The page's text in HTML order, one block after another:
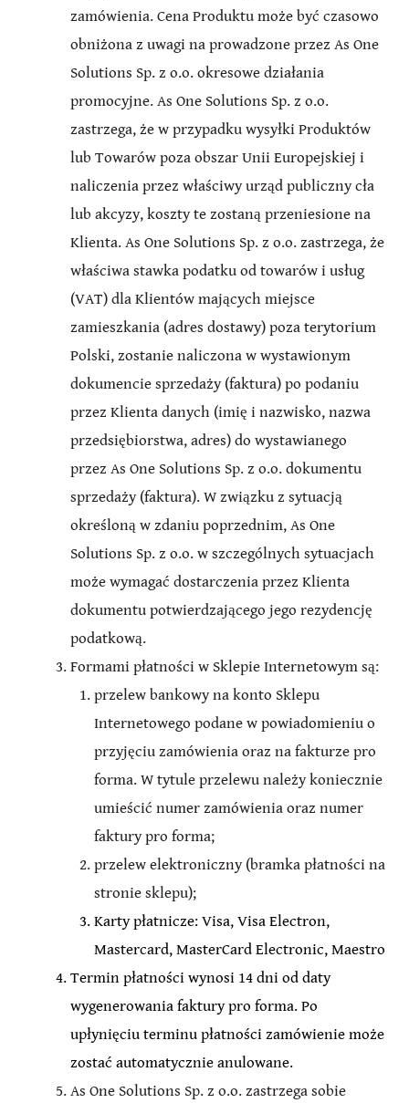
zamówienia. Cena Produktu może być czasowo
obniżona z uwagi na prowadzone przez As One
Solutions Sp. z o.o. okresowe działania
promocyjne. As One Solutions Sp. z o.o.
zastrzega, że w przypadku wysyłki Produktów
lub Towarów poza obszar Unii Europejskiej i
naliczenia przez właściwy urząd publiczny cła
lub akcyzy, koszty te zostaną przeniesione na
Klienta. As One Solutions Sp. z o.o. zastrzega, że
właściwa stawka podatku od towarów i usług
(VAT) dla Klientów mających miejsce
zamieszkania (adres dostawy) poza terytorium
Polski, zostanie naliczona w wystawionym
dokumencie sprzedaży (faktura) po podaniu
przez Klienta danych (imię i nazwisko, nazwa
przedsiębiorstwa, adres) do wystawianego
przez As One Solutions Sp. z o.o. dokumentu
sprzedaży (faktura). W związku z sytuacją
określoną w zdaniu poprzednim, As One
Solutions Sp. z o.o. w szczególnych sytuacjach
może wymagać dostarczenia przez Klienta
dokumentu potwierdzającego jego rezydencję
podatkową.
Formami płatności w Sklepie Internetowym są:
przelew bankowy na konto Sklepu
Internetowego podane w powiadomieniu o
przyjęciu zamówienia oraz na fakturze pro
forma. W tytule przelewu należy koniecznie
umieścić numer zamówienia oraz numer
faktury pro forma;
przelew elektroniczny (bramka płatności na
stronie sklepu);
Karty płatnicze: Visa, Visa Electron,
Mastercard, MasterCard Electronic, Maestro
Termin płatności wynosi 14 dni od daty
wygenerowania faktury pro forma. Po
upłynięciu terminu płatności zamówienie może
zostać automatycznie anulowane.
As One Solutions Sp. z o.o. zastrzega sobie